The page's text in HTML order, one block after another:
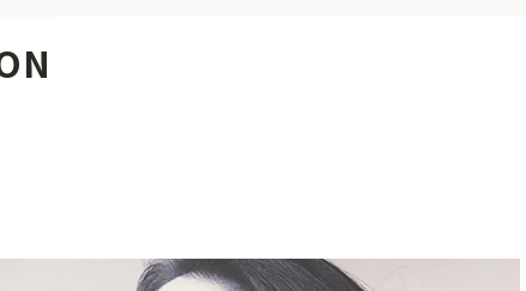
のプロが推す！間違いないオーケストラコンサート